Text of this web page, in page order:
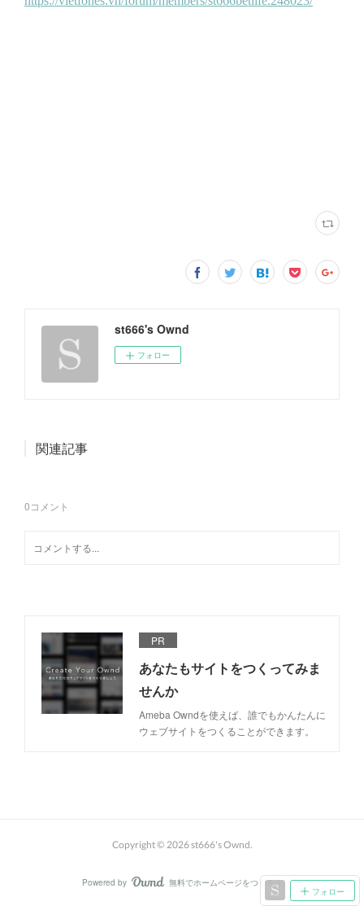
st666's Ownd
フォロー
関連記事
0コメント
PR
あなたもサイトをつくってみま
せんか
Ameba Owndを使えば、誰でもかんたんに
ウェブサイトをつくることができます。
フォロー
Copyright © 2026st666's Ownd.
Powered by AmebaOwnd
無料でホームページをつくろう